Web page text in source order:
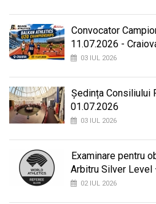
Convocator
11.07.2026 -
03 IUL 2026
Ședința Consiliului
01.07.2026
03 IUL 2026
Examinare pentru
Arbitru Silver Level
02 IUL 2026